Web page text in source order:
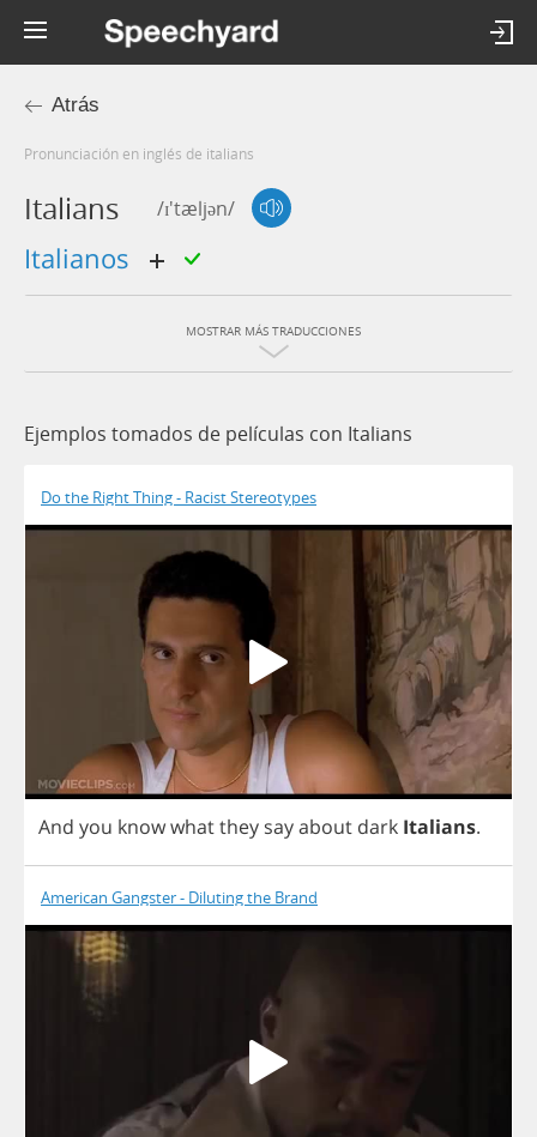
Atrás
Pronunciación en inglés de italians
Italians /ɪ'tæljən/
italianos
MOSTRAR MÁS TRADUCCIONES
Ejemplos tomados de películas con Italians
Do the Right Thing - Racist Stereotypes
And you knowwhatthey sayabout dark Italians.
American Gangster - Diluting the Brand